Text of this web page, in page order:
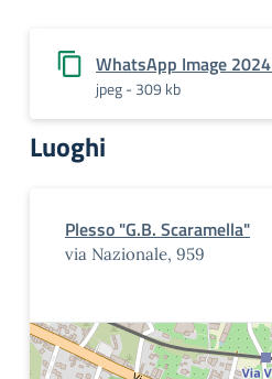
WhatsApp Image
jpeg - 309 kb
Luoghi
Plesso "G.B. Scaramella"
via Nazionale, 959